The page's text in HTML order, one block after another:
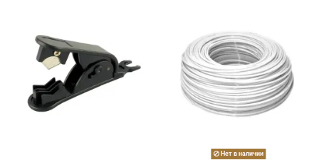
Нет в наличии